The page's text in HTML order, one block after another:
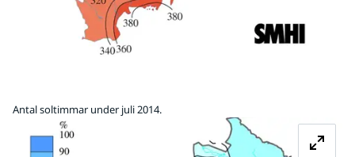
Antal soltimmar under juli 2014.